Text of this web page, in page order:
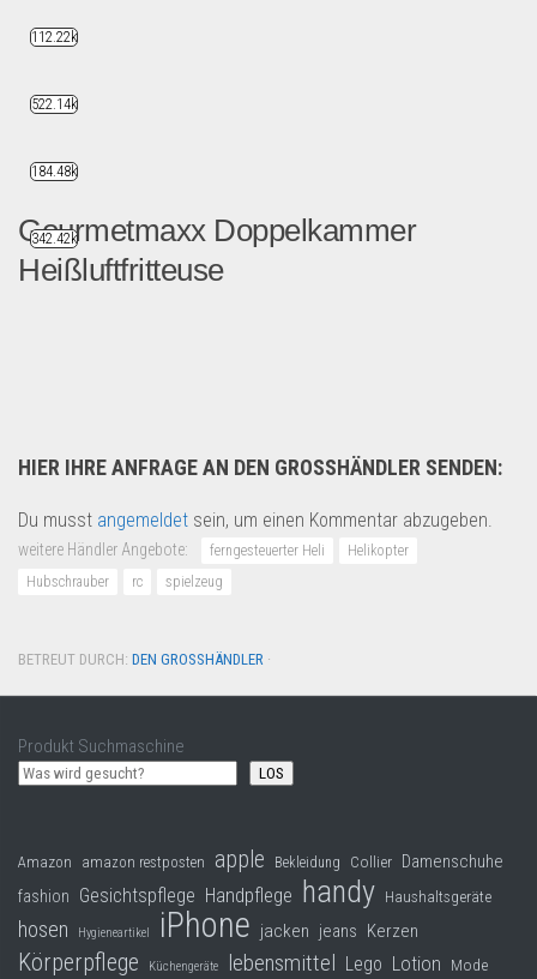
Gourmetmaxx Doppelkammer
Heißluftfritteuse
HIER IHRE ANFRAGE AN DEN GROSSHÄNDLER SENDEN:
Du musst angemeldet sein, um einen Kommentar abzugeben.
weitere Händler Angebote: ferngesteuerter Heli
Helikopter
Hubschrauber
rc spielzeug
BETREUT DURCH: DEN GROSSHÄNDLER ·
Produkt Suchmaschine
LOS
Amazon amazon restposten apple Bekleidung Collier Damenschuhe
fashion Gesichtspflege Handpflege handy Haushaltsgeräte
hosen Hygieneartikel iPhone jacken jeans Kerzen
Körperpflege Küchengeräte lebensmittel Lego Lotion Mode
112.22k
522.14k
184.48k
342.42k